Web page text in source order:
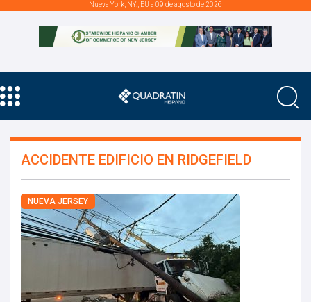
Nueva York, NY., EU a 09 de agosto de 2026
ACCIDENTE EDIFICIO EN RIDGEFIELD
NUEVA JERSEY